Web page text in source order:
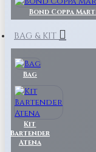
Bond Coppa
BAG & KIT
Bag
Kit
Bartender
Atena